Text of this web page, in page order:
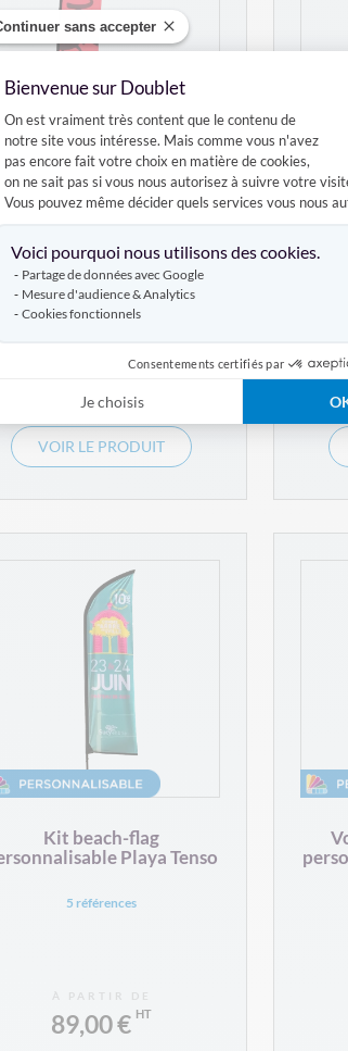
sans accepter
Bienvenue sur Doublet
Plateforme de Gestion du
On est vraiment très content que le contenu de
notre site vous intéresse. Mais comme vous n'avez
pas encore fait votre choix en matière de cookies,
on ne sait pas si vous nous autorisez à suivre votre
Vous pouvez même décider quels services vous nous
Voici pourquoi nous utilisons des cookies.
Partage de données avec Google
Mesure d'audience & Analytics
Cookies fonctionnels
Consentements certifiés par
Je choisis
Voile recto/verso pour
4 références
À PARTIR DE
139,00 €
VOIR LE PRODUIT
Voile
Kit beach-flag
Playa Tenso
5 références
À PARTIR DE
89,00 €